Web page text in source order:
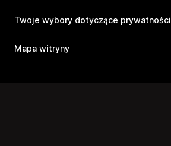
Twoje wybory dotyczące prywatności
Mapa witryny